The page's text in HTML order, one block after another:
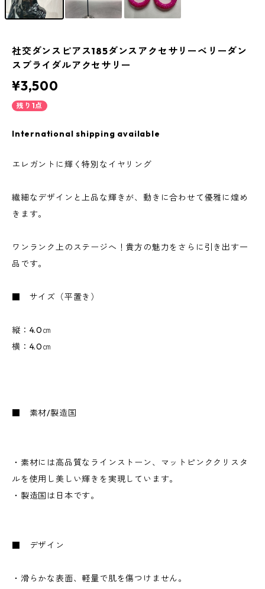
社交ダンスピアス185ダンスアクセサリーベリーダン
スブライダルアクセサリー
¥3,500
残り1点
International shipping available
エレガントに輝く特別なイヤリング
繊細なデザインと上品な輝きが、動きに合わせて優雅に煌め
きます。
ワンランク上のステージへ！貴方の魅力をさらに引き出す一
品です。
■ サイズ（平置き）
縦：4.0㎝
横：4.0㎝
■ 素材/製造国
・素材には高品質なラインストーン、マットピンククリスタ
ルを使用し美しい輝きを実現しています。
・製造国は日本です。
■ デザイン
・滑らかな表面、軽量で肌を傷つけません。